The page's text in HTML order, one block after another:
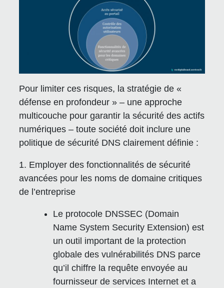
Pour limiter ces risques, la stratégie de «
défense en profondeur » – une approche
multicouche pour garantir la sécurité des actifs
numériques – toute société doit inclure une
politique de sécurité DNS clairement définie :
1. Employer des fonctionnalités de sécurité
avancées pour les noms de domaine critiques
de l’entreprise
Le protocole DNSSEC (Domain
Name System Security Extension) est
un outil important de la protection
globale des vulnérabilités DNS parce
qu’il chiffre la requête envoyée au
fournisseur de services Internet et a